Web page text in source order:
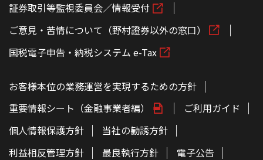
証券取引等監視委員会／情報受付
ご意見・苦情について（野村證券以外の窓口）
国税電子申告・納税システム e-Tax
お客様本位の業務運営を実現するための方針
重要情報シート（金融事業者編）
ご利用ガイド
個人情報保護方針
当社の勧誘方針
利益相反管理方針
最良執行方針
電子公告